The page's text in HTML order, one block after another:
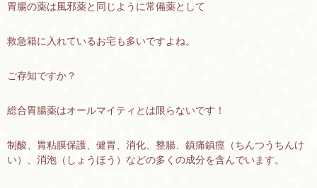
胃腸の薬は風邪薬と同じように常備薬として
救急箱に入れているお宅も多いですよね。
ご存知ですか？
総合胃腸薬はオールマイティとは限らないです！
制酸、胃粘膜保護、健胃、消化、整腸、鎮痛鎮痙（ちんつうちんけ
い）、消泡（しょうほう）などの多くの成分を含んでいます。